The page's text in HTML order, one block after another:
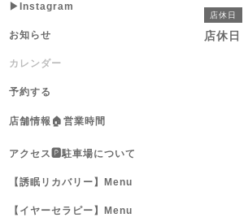
店休日
店休日
▶︎Instagram
お知らせ
カレンダー
予約する
店舗情報🏠営業時間
アクセス🅿️駐車場について
【誘眠リカバリー】Menu
【イヤーセラピー】Menu